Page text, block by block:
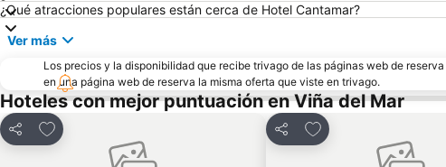
¿Qué atracciones populares están cerca de Hotel Cantamar?
Ver más
Los precios y la disponibilidad que recibe trivago de las páginas web de
en una página web de reserva la misma oferta que viste en trivago.
Hoteles con mejor puntuación en Viña del Mar
Compartir
Agregar a favoritos
Compartir
Agregar a favoritos